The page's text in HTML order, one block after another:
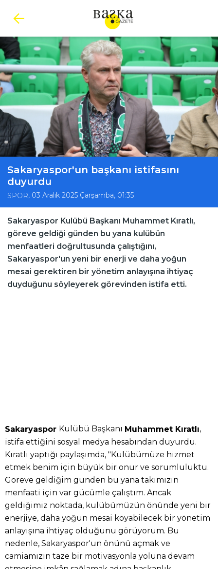
Sakaryaspor'un başkanı istifasını
duyurdu
SPOR, 03 Aralık 2025 Çarşamba, 01:35
Sakaryaspor Kulübü Başkanı Muhammet Kıratlı,
göreve geldiği günden bu yana kulübün
menfaatleri doğrultusunda çalıştığını,
Sakaryaspor'un yeni bir enerji ve daha yoğun
mesai gerektiren bir yönetim anlayışına ihtiyaç
duyduğunu söyleyerek görevinden istifa etti.
Sakaryaspor Kulübü Başkanı Muhammet Kıratlı,
istifa ettiğini sosyal medya hesabından duyurdu.
Kıratlı yaptığı paylaşımda, "Kulübümüze hizmet
etmek benim için büyük bir onur ve sorumluluktu.
Göreve geldiğim günden bu yana takımızın
menfaati için var gücümle çalıştım. Ancak
geldiğimiz noktada, kulübümüzün önünde yeni bir
enerjiye, daha yoğun mesai koyabilecek bir yönetim
anlayışına ihtiyaç olduğunu görüyorum. Bu
nedenle, Sakaryaspor'un önünü açmak ve
camiamızın taze bir motivasyonla yoluna devam